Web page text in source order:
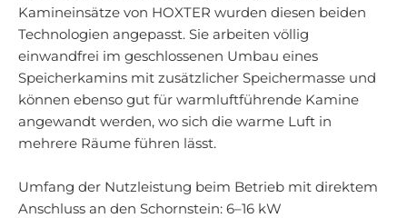
Kamineinsätze von HOXTER wurden diesen beiden
Technologien angepasst. Sie arbeiten völlig
einwandfrei im geschlossenen Umbau eines
Speicherkamins mit zusätzlicher Speichermasse und
können ebenso gut für warmluftführende Kamine
angewandt werden, wo sich die warme Luft in
mehrere Räume führen lässt.
Umfang der Nutzleistung beim Betrieb mit direktem
Anschluss an den Schornstein: 6–16 kW